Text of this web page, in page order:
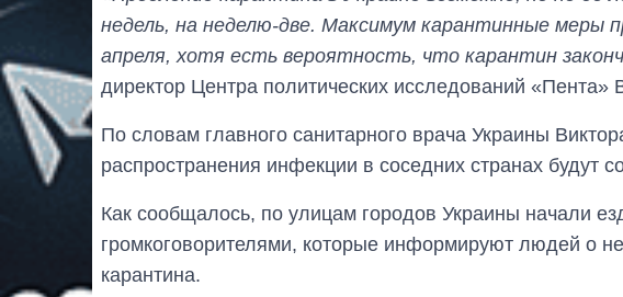
недель, на неделю-две. Максимум карантинные меры
апреля, хотя есть вероятность, что карантин
директор Центра политических исследований
По словам главного санитарного врача Украины
распространения инфекции в соседних странах будут
Как сообщалось, по улицам городов Украины начали
громкоговорителями, которые информируют людей о
карантина.